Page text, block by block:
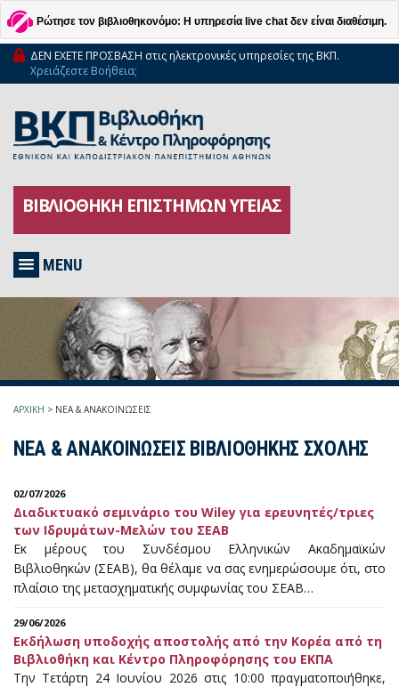
Ρώτησε τον βιβλιοθηκονόμο: Η υπηρεσία live chat δεν είναι διαθέσιμη.
ΔΕΝ ΕΧΕΤΕ ΠΡΟΣΒΑΣΗ στις ηλεκτρονικές υπηρεσίες της ΒΚΠ.
Χρειάζεστε Βοήθεια;
ΒΙΒΛΙΟΘΗΚΗ ΕΠΙΣΤΗΜΩΝ ΥΓΕΙΑΣ
MENU
ΑΡΧΙΚΗ > ΝΕΑ & ΑΝΑΚΟΙΝΩΣΕΙΣ
ΝΕΑ & ΑΝΑΚΟΙΝΩΣΕΙΣ ΒΙΒΛΙΟΘΗΚΗΣ ΣΧΟΛΗΣ
02/07/2026
Διαδικτυακό σεμινάριο του Wiley για ερευνητές/τριες
των Ιδρυμάτων-Μελών του ΣΕΑΒ
Εκ μέρους του Συνδέσμου Ελληνικών Ακαδημαϊκών
Βιβλιοθηκών (ΣΕΑΒ), θα θέλαμε να σας ενημερώσουμε ότι, στο
πλαίσιο της μετασχηματικής συμφωνίας του ΣΕΑΒ…
29/06/2026
Εκδήλωση υποδοχής αποστολής από την Κορέα από τη
Βιβλιοθήκη και Κέντρο Πληροφόρησης του ΕΚΠΑ
Την Τετάρτη 24 Ιουνίου 2026 στις 10:00 πραγματοποιήθηκε,